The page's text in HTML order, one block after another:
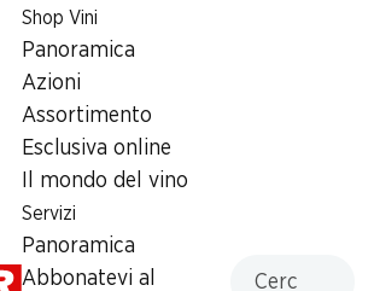
Shop Vini
Panoramica
Azioni
Assortimento
Esclusiva online
Il mondo del vino
Servizi
Panoramica
Abbonatevi al
Saftige Happen
Rind + Karotten